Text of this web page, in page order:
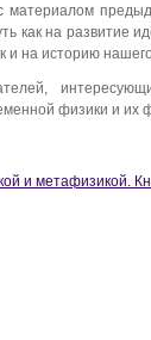
материалом
как на развитие
и на историю
физики и их
и метафизикой.